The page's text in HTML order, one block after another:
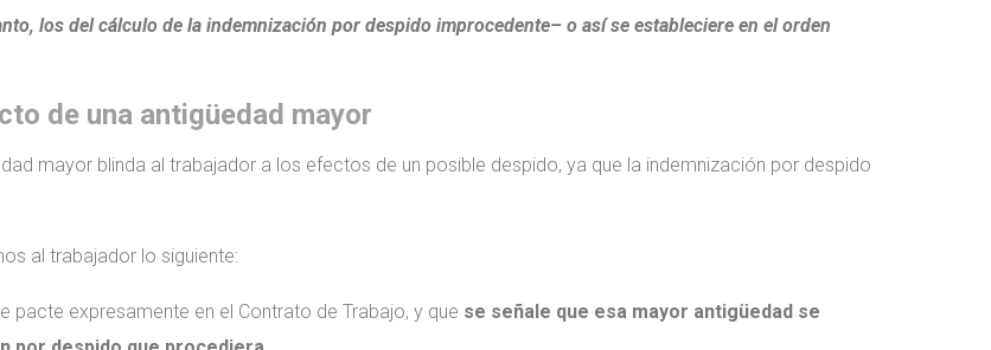
los del cálculo de la indemnización por despido improcedente– o así se estableciere en el orden
de una antigüedad mayor
mayor blinda al trabajador a los efectos de un posible despido, ya que la indemnización por despido
al trabajador lo siguiente:
pacte expresamente en el Contrato de Trabajo, y que se señale que esa mayor antigüedad se